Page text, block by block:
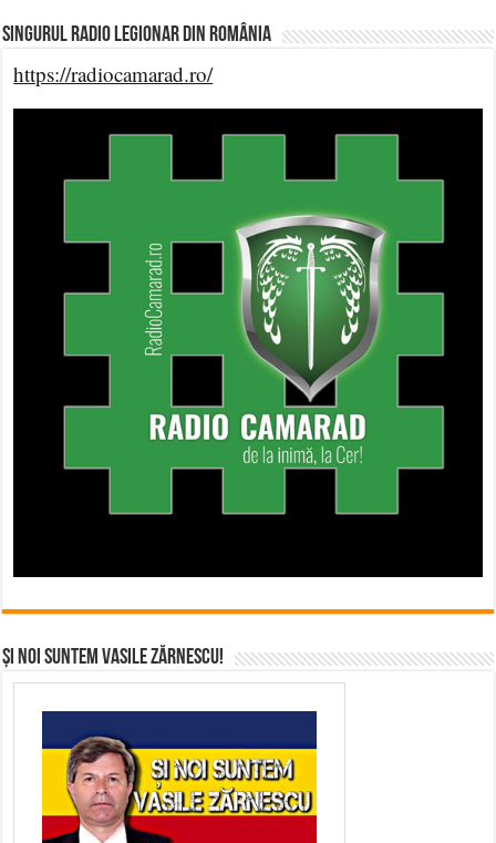
Singurul Radio Legionar din România
https://radiocamarad.ro/
Și noi suntem Vasile Zărnescu!